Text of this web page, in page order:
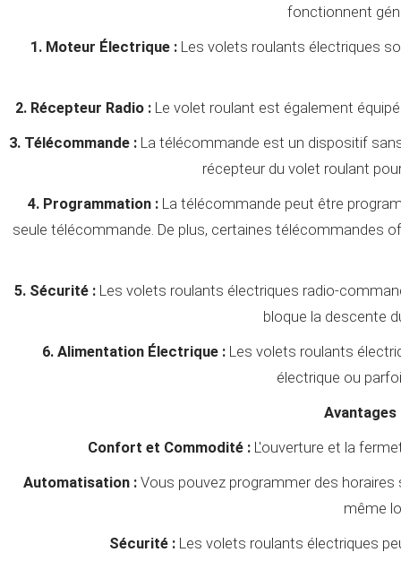
fonctionnent
1. Moteur Électrique :Les volets roulants électriques
2. Récepteur Radio : Le volet roulant est également
3. Télécommande : La télécommande est un dispositif
récepteur du volet roulant
4. Programmation :La télécommande peut être
seule télécommande. De plus, certaines télécommandes
5. Sécurité :Les volets roulants électriques radio-
bloque la descente
6. Alimentation Électrique :Les volets roulants
électrique ou
Avantages
Confort et Commodité : L'ouverture et la
Automatisation : Vous pouvez programmer des
même
Sécurité :Les volets roulants électriques